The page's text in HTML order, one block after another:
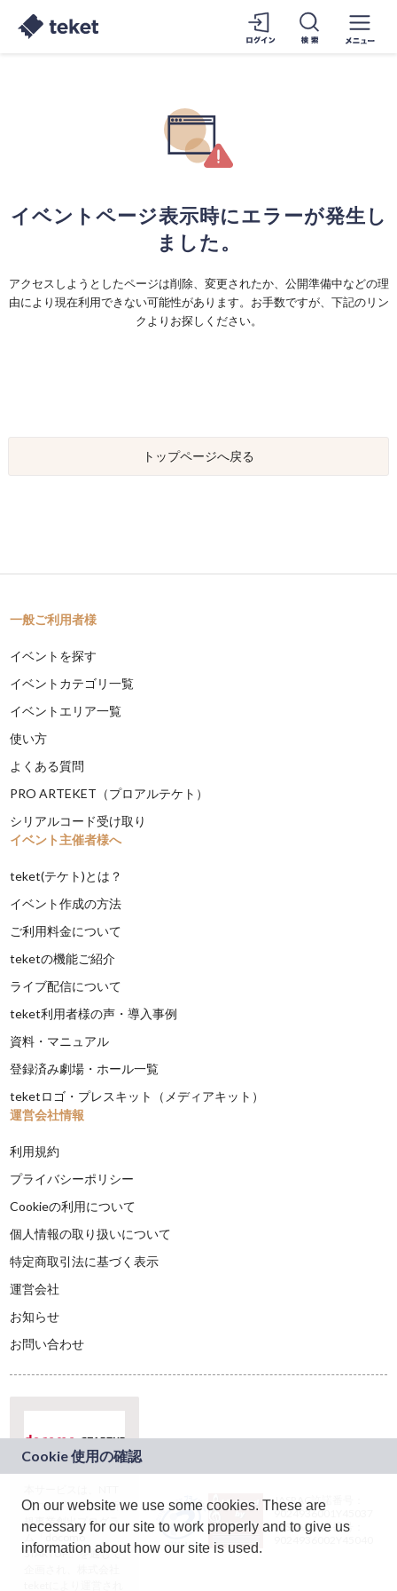
イベントページ表示時にエラーが発生し
ました。
アクセスしようとしたページは削除、変更されたか、公開準備中などの理
由により現在利用できない可能性があります。お手数ですが、下記のリン
クよりお探しください。
トップページへ戻る
一般ご利用者様
イベントを探す
イベントカテゴリ一覧
イベントエリア一覧
使い方
よくある質問
PRO ARTEKET（プロアルテケト）
シリアルコード受け取り
イベント主催者様へ
teket(テケト)とは？
イベント作成の方法
ご利用料金について
teketの機能ご紹介
ライブ配信について
teket利用者様の声・導入事例
資料・マニュアル
登録済み劇場・ホール一覧
teketロゴ・プレスキット（メディアキット）
運営会社情報
利用規約
プライバシーポリシー
Cookieの利用について
個人情報の取り扱いについて
特定商取引法に基づく表示
運営会社
お知らせ
お問い合わせ
ドコモグループの新
規事業創出プログラ
ム「docomo
STARTUP」を通じて
JASRAC許諾番号：
9024936001Y45037
JASRAC許諾番号：
On our website we use some cookies. These are
necessary for our site to work properly and to give us
information about how our site is used.